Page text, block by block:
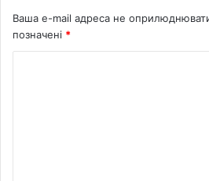
Ваша e-mail адреса не
позначені *